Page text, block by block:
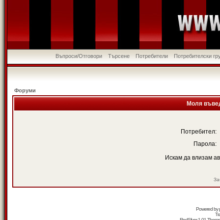
Въпроси/Отговори Търсене Потребители Потребителски
Форуми
Моля
Потребител:
Парола:
Искам да влизам
Powered by